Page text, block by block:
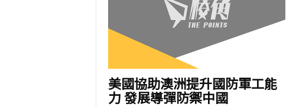
美國協助澳洲提升國防軍工能
力 發展導彈防禦中國